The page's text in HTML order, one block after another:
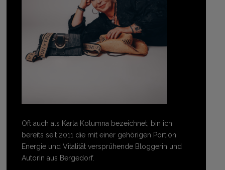
Oft auch als Karla Kolumna bezeichnet, bin ich
bereits seit 2011 die mit einer gehörigen Portion
Energie und Vitalität versprühende Bloggerin und
Autorin aus Bergedorf.